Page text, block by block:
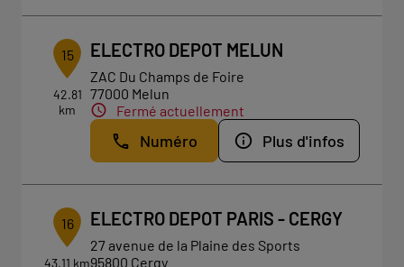
15
42.81
km
ELECTRO DEPOT MELUN
ZAC Du Champs de Foire
77000 Melun
Fermé actuellement
Numéro Plus d'infos
16
43.11 km
ELECTRO DEPOT PARIS - CERGY
27 avenue de la Plaine des Sports
95800 Cergy